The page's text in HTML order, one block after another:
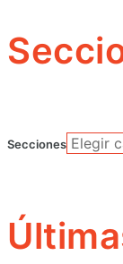
Secciones